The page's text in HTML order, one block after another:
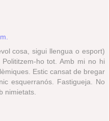
cosa, sigui llengua o esport)
Polititzem-ho tot. Amb mi no hi
Estic cansat de bregar
esquerranós. Fastigueja. No
nimietats.